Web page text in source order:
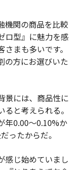
機関の商品を比較
ロ型』に魅力を感
まも多いです。
の方にお選びいた
景には、商品性に
と考えられる。
年0.00〜0.10%か
ったからだ。
感じ始めていまし